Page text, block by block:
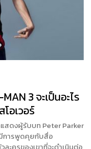
3 จะเป็นอะไร
อเวอร์
สดงผู้รับบท Peter Parker
มีการพูดคุยกับสื่อ
ะครของเขาที่จะดำเนินต่อ